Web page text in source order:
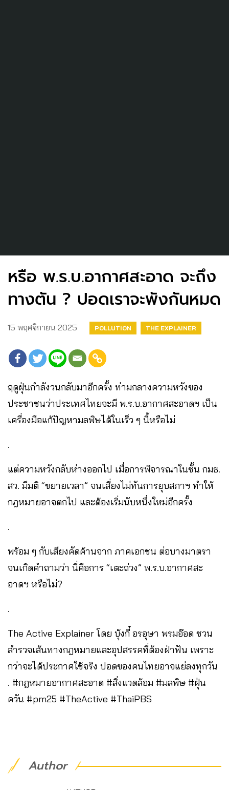
หรือ พ.ร.บ.อากาศสะอาด จะถึง
ทางตัน ? ปอดเราจะพังกันหมด
15 พฤศจิกายน 2025 POLLUTION THE EXPLAINER
ฤดูฝุ่นกำลังวนกลับมาอีกครั้ง ท่ามกลางความหวังของ
ประชาชนว่าประเทศไทยจะมี พ.ร.บ.อากาศสะอาดฯ เป็น
เครื่องมือแก้ปัญหามลพิษได้ในเร็ว ๆ นี้หรือไม่
.
แต่ความหวังกลับห่างออกไป เมื่อการพิจารณาในชั้น กมธ.
สว. มีมติ “ขยายเวลา” จนเสี่ยงไม่ทันการยุบสภาฯ ทำให้
กฎหมายอาจตกไป และต้องเริ่มนับหนึ่งใหม่อีกครั้ง
.
พร้อม ๆ กับเสียงคัดค้านจาก ภาคเอกชน ต่อบางมาตรา
จนเกิดคำถามว่า นี่คือการ “เตะถ่วง” พ.ร.บ.อากาศสะ
อาดฯ หรือไม่?
.
The Active Explainer โดย บุ้งกี๋ อรอุษา พรมอ๊อด ชวน
สำรวจเส้นทางกฎหมายและอุปสรรคที่ต้องฝ่าฟัน เพราะ
กว่าจะได้ประกาศใช้จริง ปอดของคนไทยอาจแย่ลงทุกวัน
. #กฎหมายอากาศสะอาด #สิ่งแวดล้อม #มลพิษ #ฝุ่น
ควัน #pm25 #TheActive #ThaiPBS
Author